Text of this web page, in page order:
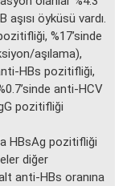
aşısı öyküsü vardı.
%17’sinde
aşılama),
HBs pozitifliği,
anti-HCV
pozitifliği
HBsAg pozitifliği
diğer
anti-HBs oranına